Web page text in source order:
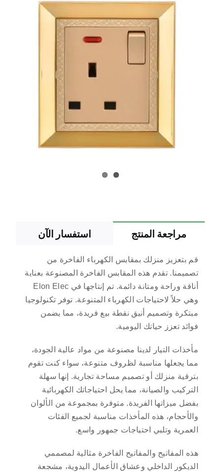
مراجعة المنتج استفسار الآن
قم بتعزيز منزلك بمقابس الكهرباء الفاخرة من
تصميمنا. تقدم هذه المقابس الفاخرة المصنوعة بعناية
أناقة وراحة ومتانة دائمة. تم إنتاجها في Elon Elec
وهي حلاً لاحتياجات الكهرباء المتنوعة. توفر تكنولوجيا
مبتكرة وتصميم أنيق نقطة بيع فريدة، مما يضمن
فوائد تعزز حياتك اليومية.
مأخذات التيار لدينا مصنوعة من مواد عالية الجودة،
مما يجعلها مناسبة لظروف متنوعة، سواء كنت تقوم
بترقية منزلك أو تصميم مساحة تجارية. إنها سهلة
التركيب والصيانة، مما يحل احتياجاتك الكهربائية
بفضل ميزاتها الفريدة. متوفرة بمجموعة من الألوان
والأحجام، هذه المأخذات مناسبة لجميع الفئات
العمرية وتلبي احتياجات جمهور واسع.
هذه المفاتيح والمفاتيح الفاخرة مثالية لمصممي
الديكور الداخلي وعشاق الأعمال اليدوية، مشجعة